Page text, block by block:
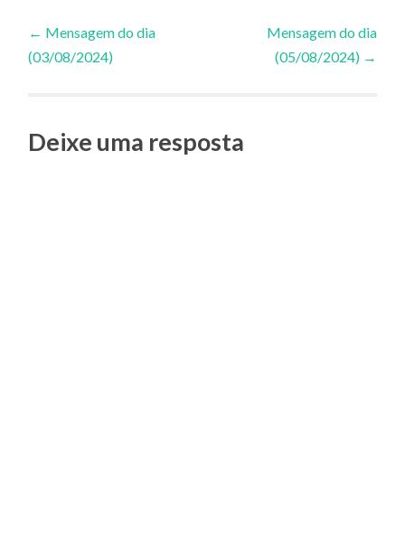
Navegação
de
Posts
← Mensagem do dia
(03/08/2024)
Mensagem do dia
(05/08/2024) →
Deixe uma resposta